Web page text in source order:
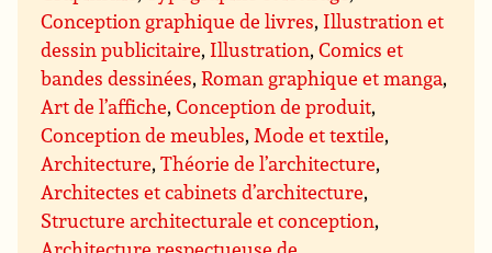
Conception graphique de livres, Illustration et
dessin publicitaire, Illustration,Comics et
bandes dessinées,Roman graphique et manga,
Art de l’affiche,Conception de produit,
Conception de meubles,Mode et textile,
Architecture,Théorie de l’architecture,
Architectes et cabinets d’architecture,
Structure architecturale et conception,